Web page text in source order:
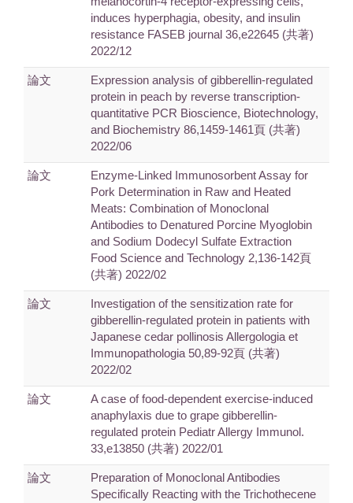
induces hyperphagia, obesity, and insulin
resistance FASEB journal 36,e22645 (共著)
2022/12
論文
Expression analysis of gibberellin-regulated
protein in peach by reverse transcription-
quantitative PCR Bioscience, Biotechnology,
and Biochemistry 86,1459-1461頁 (共著)
2022/06
論文
Enzyme-Linked Immunosorbent Assay for
Pork Determination in Raw and Heated
Meats: Combination of Monoclonal
Antibodies to Denatured Porcine Myoglobin
and Sodium Dodecyl Sulfate Extraction
Food Science and Technology 2,136-142頁
(共著) 2022/02
論文
Investigation of the sensitization rate for
gibberellin-regulated protein in patients with
Japanese cedar pollinosis Allergologia et
Immunopathologia 50,89-92頁 (共著)
2022/02
論文
A case of food-dependent exercise-induced
anaphylaxis due to grape gibberellin-
regulated protein Pediatr Allergy Immunol.
33,e13850 (共著) 2022/01
論文
Preparation of Monoclonal Antibodies
Specifically Reacting with the Trichothecene